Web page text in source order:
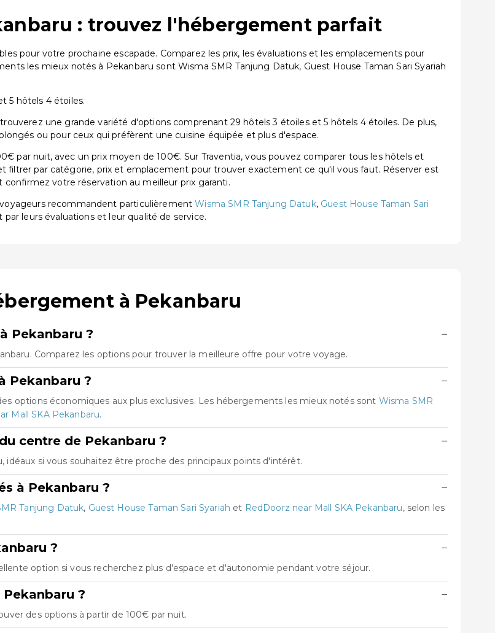
: trouvez l'hébergement parfait
pour votre prochaine escapade. Comparez les prix, les évaluations et les emplacements pour
les mieux notés à Pekanbaru sont Wisma SMR Tanjung Datuk, Guest House Taman Sari Syariah
5 hôtels 4 étoiles.
une grande variété d'options comprenant 29 hôtels 3 étoiles et 5 hôtels 4 étoiles. De plus,
ou pour ceux qui préfèrent une cuisine équipée et plus d'espace.
par nuit, avec un prix moyen de 100€. Sur Traventia, vous pouvez comparer tous les hôtels et
filtrer par catégorie, prix et emplacement pour trouver exactement ce qu'il vous faut. Réserver est
votre réservation au meilleur prix garanti.
recommandent particulièrementWisma SMR Tanjung Datuk, Guest House Taman Sari
par leurs évaluations et leur qualité de service.
à Pekanbaru
Pekanbaru ? −
Comparez les options pour trouver la meilleure offre pour votre voyage.
Pekanbaru ? −
options économiques aux plus exclusives. Les hébergements les mieux notés sont Wisma SMR
Mall SKA Pekanbaru.
centre de Pekanbaru ? −
si vous souhaitez être proche des principaux points d'intérêt.
à Pekanbaru ? −
Tanjung Datuk, Guest House Taman Sari Syariah et RedDoorz near Mall SKA Pekanbaru, selon les
? −
option si vous recherchez plus d'espace et d'autonomie pendant votre séjour.
? −
des options à partir de 100€ par nuit.